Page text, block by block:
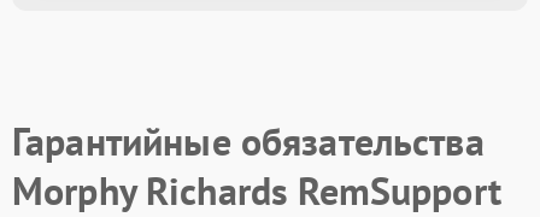
Гарантийные обязательства
Morphy Richards RemSupport